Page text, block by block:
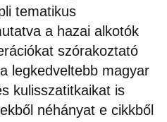
tematikus
a hazai alkotók
szórakoztató
legkedveltebb magyar
kulisszatitkaikat­ is
néhányat e cikkből